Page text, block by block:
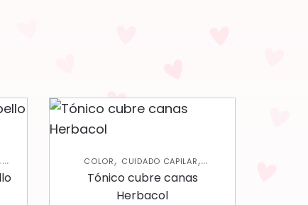
, COLOR, CUIDADO CAPILAR,
SHAMPOOS Y ACONDICIONADORES
Tónico cubre canas
Herbacol